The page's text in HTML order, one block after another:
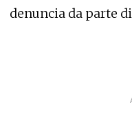
denuncia da parte